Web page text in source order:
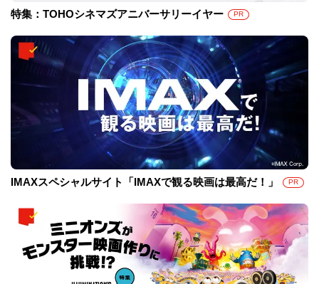
特集：TOHOシネマズアニバーサリーイヤー PR
IMAXスペシャルサイト「IMAXで観る映画は最高だ！」 PR